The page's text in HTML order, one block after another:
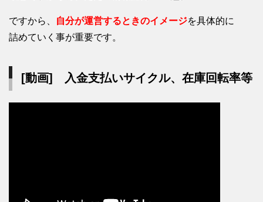
ですから、 自分が運営するときのイメージを具体的に
詰めていく事が重要です。
[動画] 入金支払いサイクル、在庫回転率等